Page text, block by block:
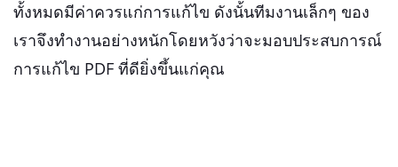
ทั้งหมดมีค่าควรแก่การแก้ไข ดังนั้นทีมงานเล็กๆ ของ
เราจึงทำงานอย่างหนักโดยหวังว่าจะมอบประสบการณ์
การแก้ไข PDF ที่ดียิ่งขึ้นแก่คุณ